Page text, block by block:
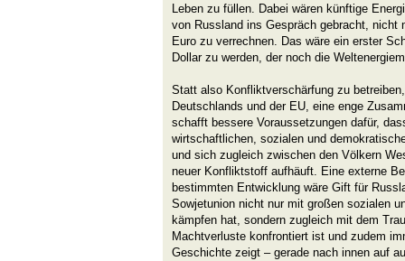
Leben zu füllen. Dabei wären künftige
von Russland ins Gespräch gebracht, nicht
Euro zu verrechnen. Das wäre ein erster
Dollar zu werden, der noch die
Statt also Konfliktverschärfung zu
Deutschlands und der EU, eine enge
schafft bessere Voraussetzungen dafür,
wirtschaftlichen, sozialen und
und sich zugleich zwischen den Völkern
neuer Konfliktstoff aufhäuft. Eine externe
bestimmten Entwicklung wäre Gift für
Sowjetunion nicht nur mit großen sozialen
kämpfen hat, sondern zugleich mit dem
Machtverluste konfrontiert ist und zudem
Geschichte zeigt – gerade nach innen auf